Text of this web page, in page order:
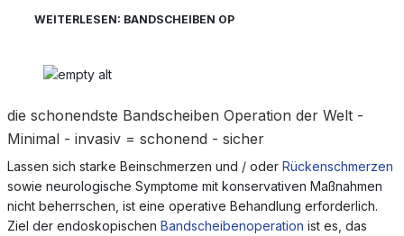
WEITERLESEN: BANDSCHEIBEN OP
die schonendste Bandscheiben Operation der Welt -
Minimal - invasiv = schonend - sicher
Lassen sich starke Beinschmerzen und / oder Rückenschmerzen
sowie neurologische Symptome mit konservativen Maßnahmen
nicht beherrschen, ist eine operative Behandlung erforderlich.
Ziel der endoskopischen Bandscheibenoperation ist es, das